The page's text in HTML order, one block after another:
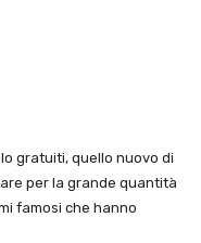
gratuiti, quello nuovo di
per la grande quantità
famosi che hanno